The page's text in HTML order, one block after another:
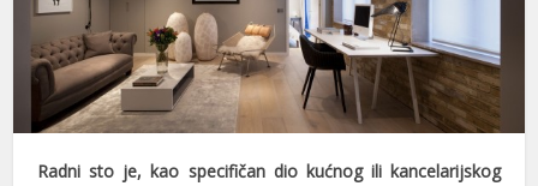
Radni sto je, kao specifičan dio kućnog ili kancelarijskog